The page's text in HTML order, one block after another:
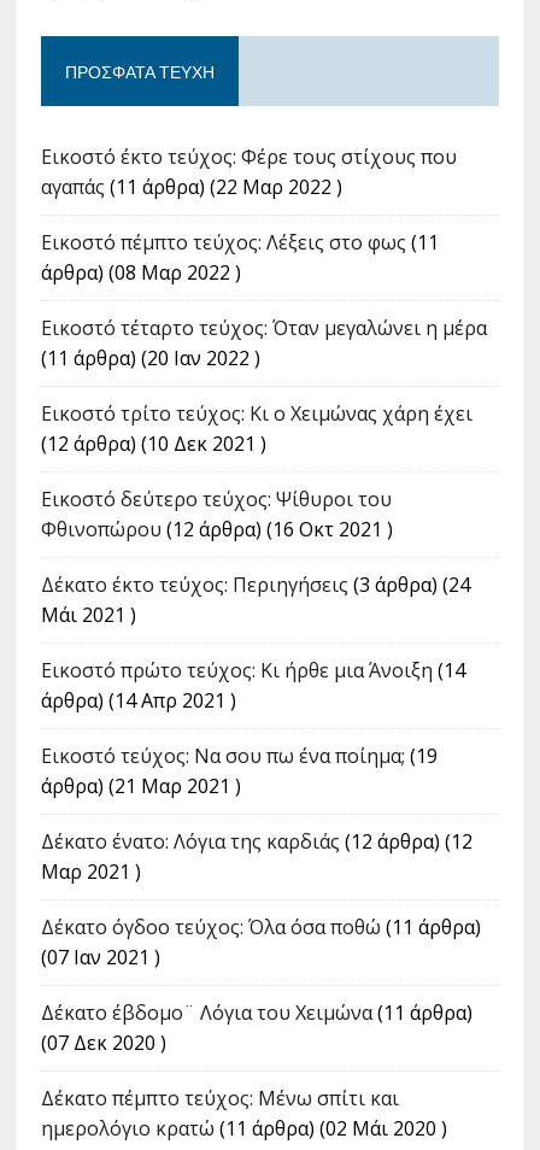
ΠΡΌΣΦΑΤΑ ΤΕΎΧΗ
Εικοστό έκτο τεύχος: Φέρε τους στίχους που
αγαπάς (11 άρθρα) (22 Μαρ 2022 )
Εικοστό πέμπτο τεύχος: Λέξεις στο φως (11
άρθρα) (08 Μαρ 2022 )
Εικοστό τέταρτο τεύχος: Όταν μεγαλώνει η μέρα
(11 άρθρα) (20 Ιαν 2022 )
Εικοστό τρίτο τεύχος: Κι ο Χειμώνας χάρη έχει
(12 άρθρα) (10 Δεκ 2021 )
Εικοστό δεύτερο τεύχος: Ψίθυροι του
Φθινοπώρου (12 άρθρα) (16 Οκτ 2021 )
Δέκατο έκτο τεύχος: Περιηγήσεις (3 άρθρα) (24
Μάι 2021 )
Εικοστό πρώτο τεύχος: Κι ήρθε μια Άνοιξη (14
άρθρα) (14 Απρ 2021 )
Εικοστό τεύχος: Να σου πω ένα ποίημα; (19
άρθρα) (21 Μαρ 2021 )
Δέκατο ένατο: Λόγια της καρδιάς (12 άρθρα) (12
Μαρ 2021 )
Δέκατο όγδοο τεύχος: Όλα όσα ποθώ (11 άρθρα)
(07 Ιαν 2021 )
Δέκατο έβδομο¨ Λόγια του Χειμώνα(11 άρθρα)
(07 Δεκ 2020 )
Δέκατο πέμπτο τεύχος: Μένω σπίτι και
ημερολόγιο κρατώ (11 άρθρα) (02 Μάι 2020 )